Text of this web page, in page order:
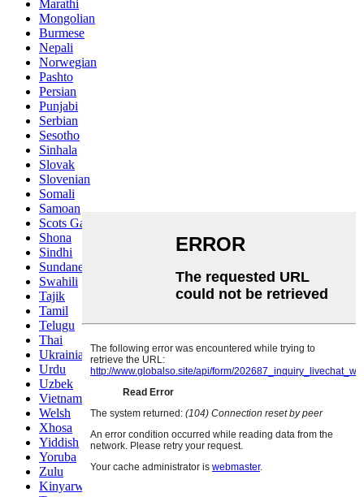
Marathi
Mongolian
Burmese
Nepali
Norwegian
Pashto
Persian
Punjabi
Serbian
Sesotho
Sinhala
Slovak
Slovenian
Somali
Samoan
Scots Gaelic
Shona
Sindhi
Sundanese
Swahili
Tajik
Tamil
Telugu
Thai
Ukrainian
Urdu
Uzbek
Vietnamese
Welsh
Xhosa
Yiddish
Yoruba
Zulu
Kinyarwanda